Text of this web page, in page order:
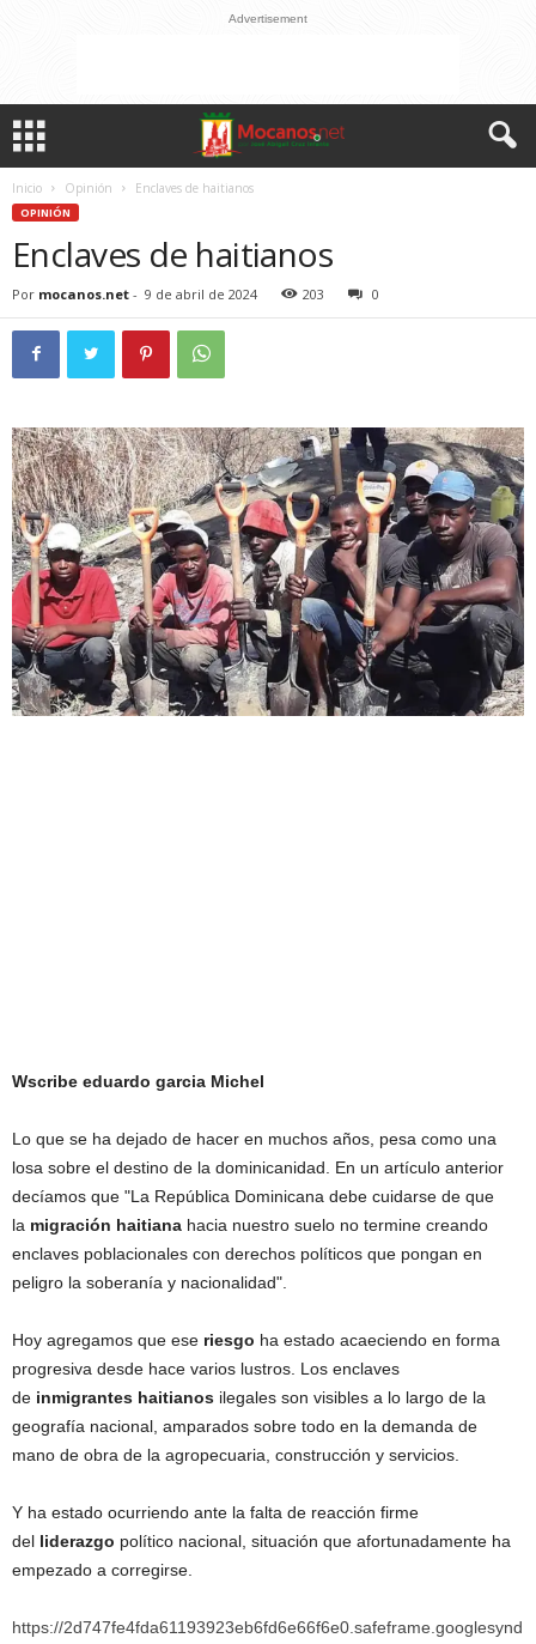
Advertisement
Inicio Opinión Enclaves de haitianos
OPINIÓN
Enclaves de haitianos
Por mocanos.net - 9 de abril de 2024 203 0
Wscribe eduardo garcia Michel
Lo que se ha dejado de hacer en muchos años, pesa como una
losa sobre el destino de la dominicanidad. En un artículo anterior
decíamos que "La República Dominicana debe cuidarse de que
la migración haitiana hacia nuestro suelo no termine creando
enclaves poblacionales con derechos políticos que pongan en
peligro la soberanía y nacionalidad".
Hoy agregamos que ese riesgo ha estado acaeciendo en forma
progresiva desde hace varios lustros. Los enclaves
de inmigrantes haitianos ilegales son visibles a lo largo de la
geografía nacional, amparados sobre todo en la demanda de
mano de obra de la agropecuaria, construcción y servicios.
Y ha estado ocurriendo ante la falta de reacción firme
del liderazgo político nacional, situación que afortunadamente ha
empezado a corregirse.
https://2d747fe4fda61193923eb6fd6e66f6e0.safeframe.googlesynd